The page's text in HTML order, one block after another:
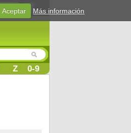
Login
Z 0-9
Aceptar Más información